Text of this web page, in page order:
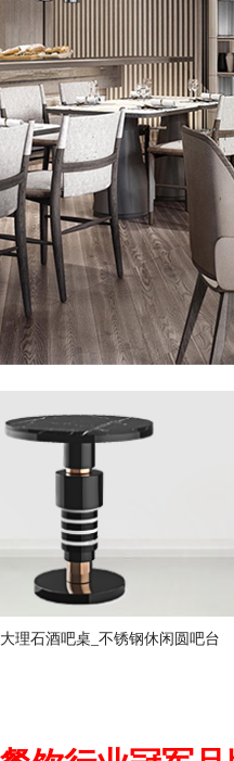
理石酒吧桌_不锈钢休闲圆吧台